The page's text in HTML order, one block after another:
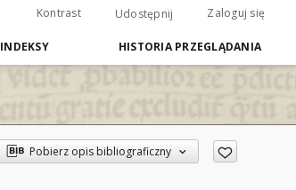
Kontrast Udostępnij Zaloguj się
INDEKSY HISTORIA PRZEGLĄDANIA
Pobierz opis bibliograficzny